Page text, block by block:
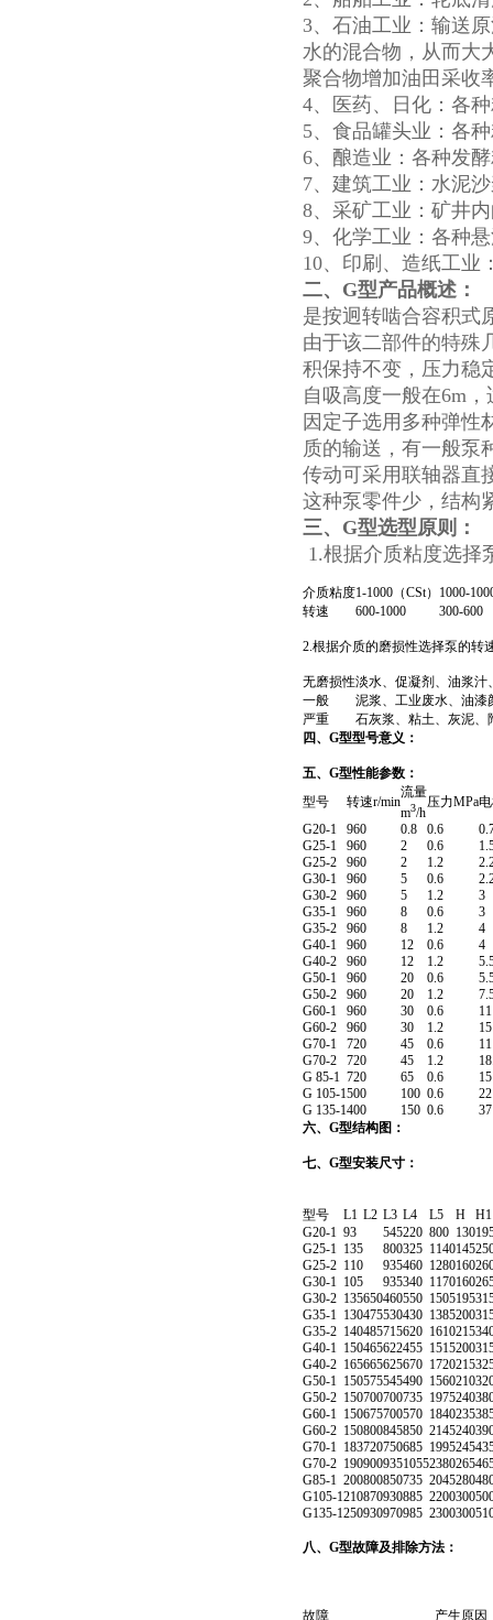
3、石油工业：输送
水的混合物，从而大
聚合物增加油田采收
4、医药、日化：各
5、食品罐头业：各
6、酿造业：各种发
7、建筑工业：水泥
8、采矿工业：矿井
9、化学工业：各种
10、印刷、造纸工业
二、 G型产品概述：
是按迥转啮合容积式
由于该二部件的特殊
积保持不变，压力稳
自吸高度一般在6m
因定子选用多种弹性
质的输送，有一般泵
传动可采用联轴器直
这种泵零件少，结构
三、 G型选型原则：
1.根据介质粘度选择
介质粘度1-1000（CSt） 1000-
转速
600-1000 300-600
2.根据介质的磨损性选择泵的转
无磨损性淡水、促凝剂、油浆汁
一般
泥浆、工业废水、油漆
严重
石灰浆、粘土、灰泥、
四、G型型号意义：
五、G型性能参数：
型号
转速r/min
流量
m3/h
压力MPa
G20-1
960 0.8 0.6
G25-1
960 2 0.6
G25-2
960 2 1.2
G30-1
960 5 0.6
G30-2
960 5 1.2
3
G35-1
960 8 0.6
3
G35-2
960 8 1.2
4
G40-1
960 12 0.6
4
G40-2
960 12 1.2
G50-1
960 20 0.6
G50-2
960 20 1.2
G60-1
960 30 0.6
11
G60-2
960 30 1.2
15
G70-1
720 45 0.6
11
G70-2
720 45 1.2
G 85-1 720 65 0.6
15
G 105-1500 100 0.6
22
G 135-1400 150 0.6
37
六、G型结构图：
七、G型安装尺寸：
型号 L1 L2 L3 L4 L5 H
H1
G20-1 93 545220 800 130
G25-1 135 800325 1140145
G25-2 110 935460 1280160
G30-1 105 935340 1170160
G30-2 135650460550 1505195
G35-1 130475530430 1385200
G35-2 140485715620 1610215
G40-1 150465622455 1515200
G40-2 165665625670 1720215
G50-1 150575545490 1560210
G50-2 150700700735 1975240
G60-1 150675700570 1840235
G60-2 150800845850 2145240
G70-1 183720750685 1995245
G70-2 19090093510552380265
G85-1 200800850735 2045280
G105-1210870930885 2200300
G135-1250930970985 2300300
八、G型故障及排除方法：
故障 产生原因